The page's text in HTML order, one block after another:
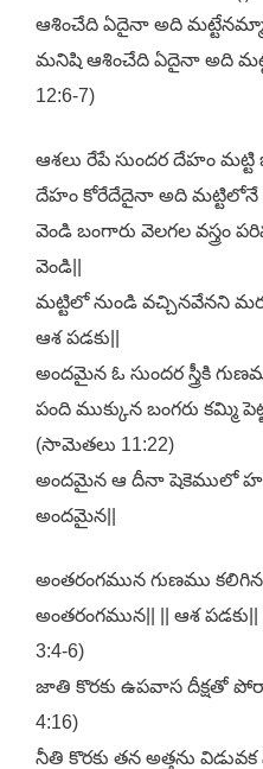
ఆశించేది ఏదైనా అది
మనిషి ఆశించేది ఏదైనా అది
12:6-7)
ఆశలు రేపే సుందర దేహం
దేహం కోరేదేదైనా అది మట్టిలోనే
వెండి బంగారు వెలగల వస్త్రం
వెండి||
మట్టిలో నుండి వచ్చినవేనని
ఆశ పడకు||
అందమైన ఓ సుందర స్త్రీకి
పంది ముక్కున బంగరు కమ్మి
(సామెతలు 11:22)
అందమైన ఆ దీనా షెకెములో
అందమైన||
అంతరంగమున గుణము కలిగిన
అంతరంగమున|| || ఆశ
3:4-6)
జాతి కొరకు ఉపవాస దీక్షతో
4:16)
నీతి కొరకు తన అత్తను విడువక